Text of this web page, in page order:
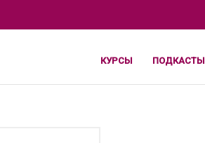
КУРСЫ ПОДКАСТЫ